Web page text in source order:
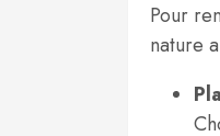
Pour
nature